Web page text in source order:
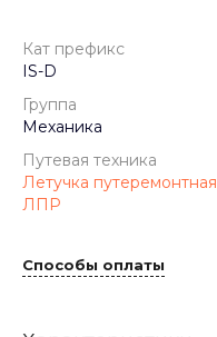
Кат префикс
IS-D
Группа
Механика
Путевая техника
Летучка путеремонтная
ЛПР
Способы оплаты